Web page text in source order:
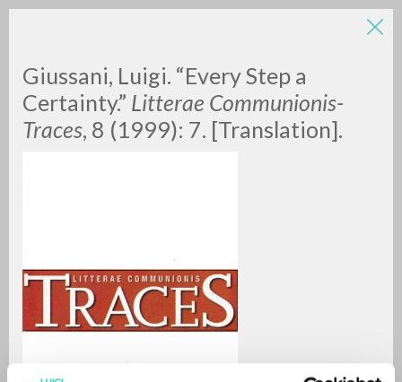
Giussani, Luigi. “Every Step a
Certainty.” Litterae Communionis-
Traces, 8 (1999): 7. [Translation].
LUIGI
GIUSSANI